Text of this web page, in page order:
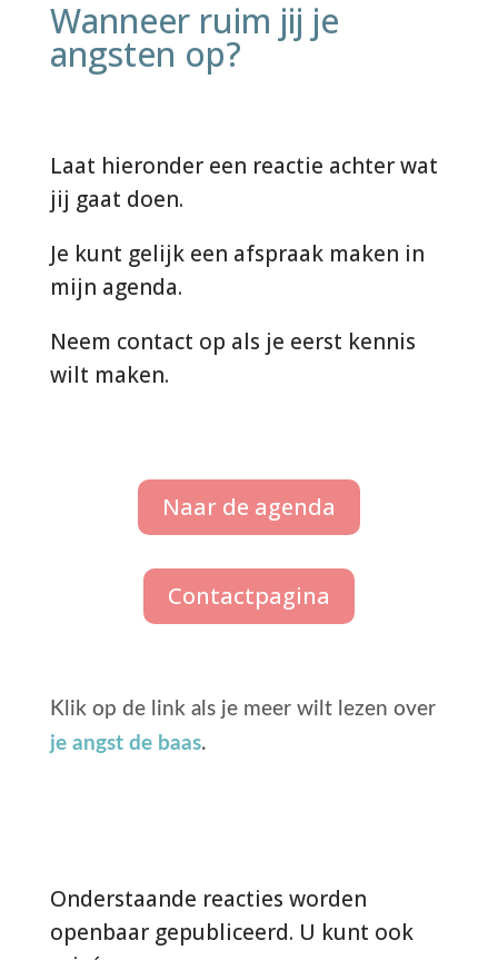
Wanneer ruim jij je
angsten op?
Laat hieronder een reactie achter wat
jij gaat doen.
Je kunt gelijk een afspraak maken in
mijn agenda.
Neem contact op als je eerst kennis
wilt maken.
Naar de agenda
Contactpagina
Klik op de link als je meer wilt lezen over
je angst de baas.